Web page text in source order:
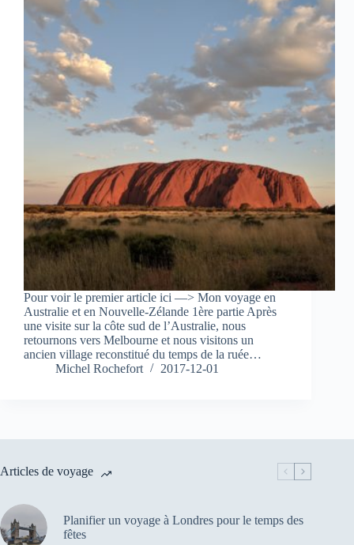
Pour voir le premier article ici —> Mon voyage en
Australie et en Nouvelle-Zélande 1ère partie Après
une visite sur la côte sud de l’Australie, nous
retournons vers Melbourne et nous visitons un
ancien village reconstitué du temps de la ruée…
Michel Rochefort
2017-12-01
Articles de voyage
Planifier un voyage à Londres pour le temps des
fêtes